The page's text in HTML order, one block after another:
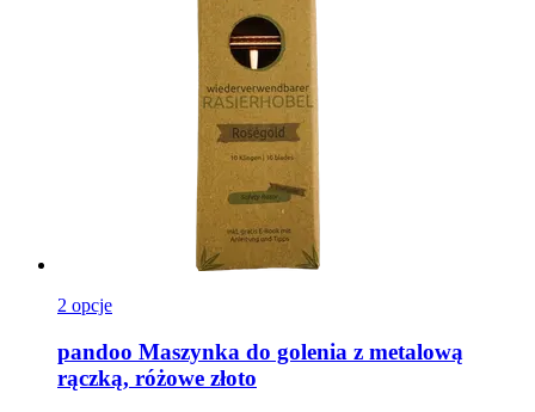
2 opcje
pandoo Maszynka do golenia z metalową
rączką, różowe złoto